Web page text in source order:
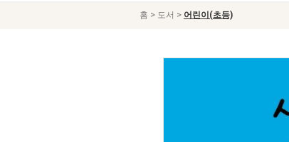
홈 > 도서 > 어린이(초등)